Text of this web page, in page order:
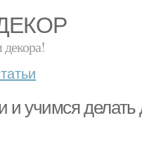
учимся делать